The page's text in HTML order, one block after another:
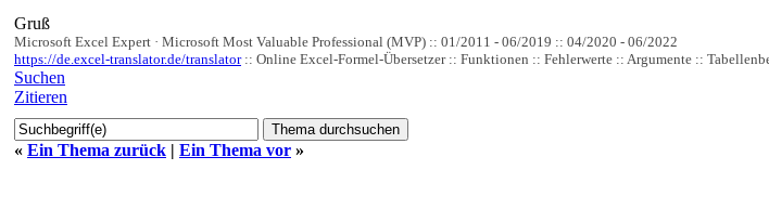
Gruß
Microsoft Excel Expert · Microsoft Most Valuable Professional (MVP) :: 01/2011 - 06/2019 :: 04/2020 - 06/2022
https://de.excel-translator.de/translator:: Online Excel-Formel-Übersetzer :: Funktionen :: Fehlerwerte :: Argumente ::
Suchen
Zitieren
« Ein Thema zurück | Ein Thema vor »